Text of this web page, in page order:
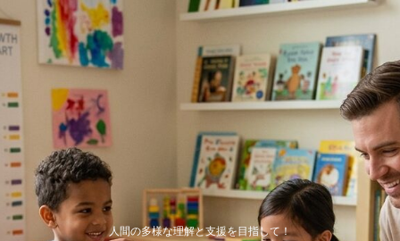
人間の多様な理解と支援を目指して！